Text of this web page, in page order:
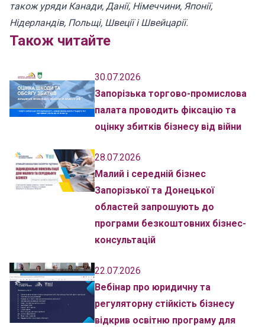
також уряди Канади, Данії, Німеччини, Японії,
Нідерландів, Польщі, Швеції і Швейцарії.
Також читайте
30.07.2026
Запорізька торгово-промислова
палата проводить фіксацію та
оцінку збитків бізнесу від війни
28.07.2026
Малий і середній бізнес
Запорізької та Донецької
областей запрошують до
програми безкоштовних бізнес-
консультацій
22.07.2026
Вебінар про юридичну та
регуляторну стійкість бізнесу
відкрив освітню програму для